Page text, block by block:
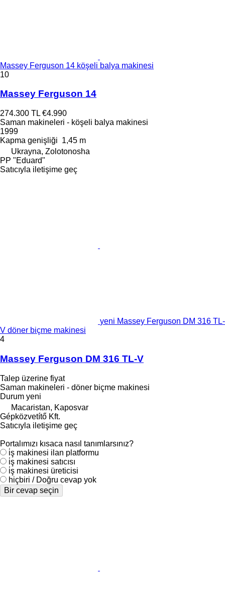
Massey Ferguson 14 köşeli balya makinesi
10
Massey Ferguson 14
274.300 TL €4.990
Saman makineleri - köşeli balya makinesi
1999
Kapma genişliği 1,45 m
Ukrayna, Zolotonosha
PP "Eduard"
Satıcıyla iletişime geç
yeni Massey Ferguson DM 316 TL-
V döner biçme makinesi
4
Massey Ferguson DM 316 TL-V
Talep üzerine fiyat
Saman makineleri - döner biçme makinesi
Durum yeni
Macaristan, Kaposvar
Gépközvetítő Kft.
Satıcıyla iletişime geç
Portalımızı kısaca nasıl tanımlarsınız?
i̇ş makinesi ilan platformu
i̇ş makinesi satıcısı
i̇ş makinesi üreticisi
hiçbiri / Doğru cevap yok
Bir cevap seçin